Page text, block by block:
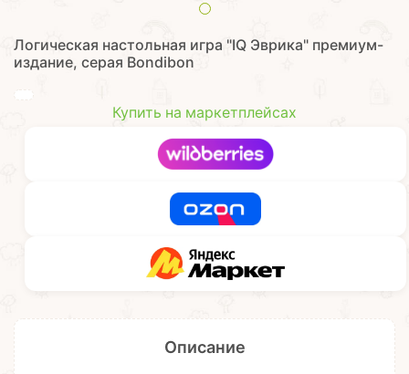
Логическая настольная игра "IQ Эврика" премиум-
издание, серая Bondibon
Купить на маркетплейсах
Описание